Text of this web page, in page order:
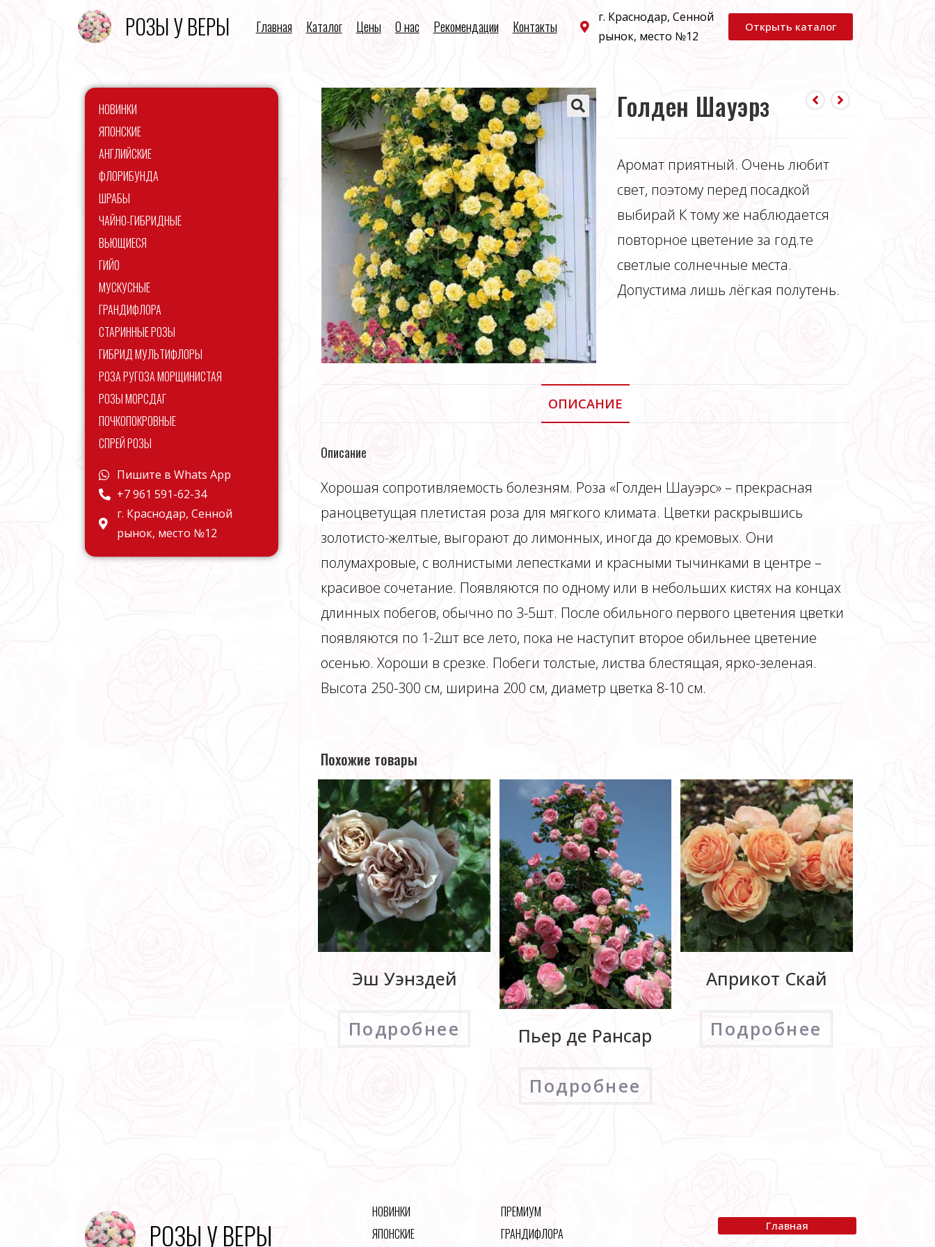
РОЗЫ У ВЕРЫ Главная Каталог Цены О нас Рекомендации Контакты
г. Краснодар, Сенной
рынок, место №12
Открыть каталог
Голден Шауэрз
Аромат приятный. Очень любит
свет, поэтому перед посадкой
выбирай К тому же наблюдается
повторное цветение за год.те
светлые солнечные места.
Допустима лишь лёгкая полутень.
ОПИСАНИЕ
Описание
Хорошая сопротивляемость болезням. Роза «Голден Шауэрс» – прекрасная
раноцветущая плетистая роза для мягкого климата. Цветки раскрывшись
золотисто-желтые, выгорают до лимонных, иногда до кремовых. Они
полумахровые, с волнистыми лепестками и красными тычинками в центре –
красивое сочетание. Появляются по одному или в небольших кистях на концах
длинных побегов, обычно по 3-5шт. После обильного первого цветения цветки
появляются по 1-2шт все лето, пока не наступит второе обильнее цветение
осенью. Хороши в срезке. Побеги толстые, листва блестящая, ярко-зеленая.
Высота 250-300 см, ширина 200 см, диаметр цветка 8-10 см.
Похожие товары
Эш Уэнздей
Подробнее Пьер де Рансар
Подробнее
Априкот Скай
Подробнее
НОВИНКИ
ЯПОНСКИЕ
АНГЛИЙСКИЕ
ФЛОРИБУНДА
ШРАБЫ
ЧАЙНО-ГИБРИДНЫЕ
ВЬЮЩИЕСЯ
ГИЙО
МУСКУСНЫЕ
ГРАНДИФЛОРА
СТАРИННЫЕ РОЗЫ
ГИБРИД МУЛЬТИФЛОРЫ
РОЗА РУГОЗА МОРЩИНИСТАЯ
РОЗЫ МОРСДАГ
ПОЧКОПОКРОВНЫЕ
СПРЕЙ РОЗЫ
Пишите в Whats App
+7 961 591-62-34
г. Краснодар, Сенной
рынок, место №12
РОЗЫ У ВЕРЫ
НОВИНКИ
ЯПОНСКИЕ
ПРЕМИУМ
ГРАНДИФЛОРА
Главная